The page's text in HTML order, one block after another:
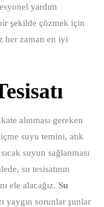
yardım
şekilde çözmek için
her zaman en iyi
alınması gereken
suyu temini, atık
suyun sağlanması
su tesisatının
ele alacağız. Su
yaygın sorunlar şunlar